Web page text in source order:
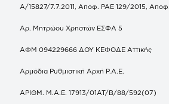
Α/15827/7.7.2011, Αποφ. ΡΑΕ 129/2015,
Αρ. Μητρώου Χρηστών ΕΣΦΑ 5
ΑΦΜ 094229666 ΔΟΥ ΚΕΦΟΔΕ Αττικής
Αρμόδια Ρυθμιστική Αρχή Ρ.Α.Ε.
ΑΡΙΘΜ. Μ.Α.Ε. 17913/01ΑΤ/Β/88/592(07)